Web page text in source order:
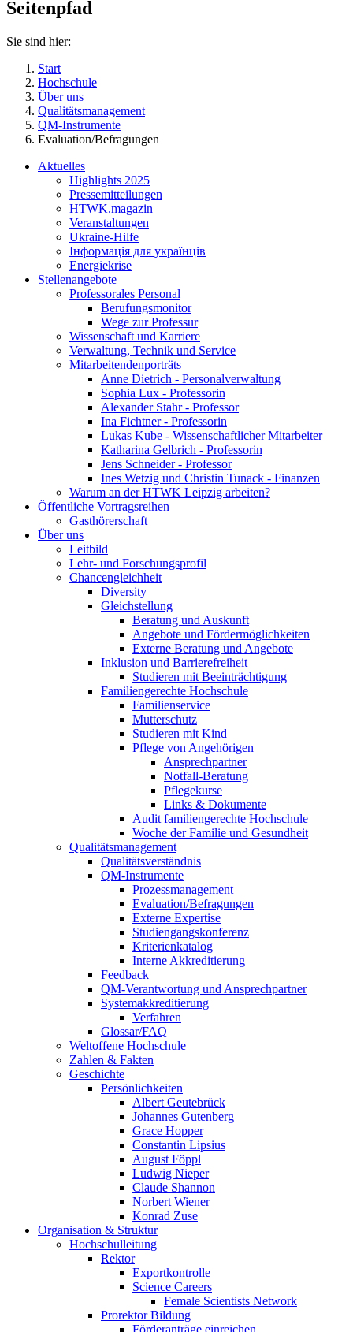
Seitenpfad
Sie sind hier:
Start
Hochschule
Über uns
Qualitätsmanagement
QM-Instrumente
Evaluation/Befragungen
Aktuelles
Highlights 2025
Pressemitteilungen
HTWK.magazin
Veranstaltungen
Ukraine-Hilfe
Інформація для українців
Energiekrise
Stellenangebote
Professorales Personal
Berufungsmonitor
Wege zur Professur
Wissenschaft und Karriere
Verwaltung, Technik und Service
Mitarbeitendenporträts
Anne Dietrich - Personalverwaltung
Sophia Lux - Professorin
Alexander Stahr - Professor
Ina Fichtner - Professorin
Lukas Kube - Wissenschaftlicher Mitarbeiter
Katharina Gelbrich - Professorin
Jens Schneider - Professor
Ines Wetzig und Christin Tunack - Finanzen
Warum an der HTWK Leipzig arbeiten?
Öffentliche Vortragsreihen
Gasthörerschaft
Über uns
Leitbild
Lehr- und Forschungsprofil
Chancengleichheit
Diversity
Gleichstellung
Beratung und Auskunft
Angebote und Fördermöglichkeiten
Externe Beratung und Angebote
Inklusion und Barrierefreiheit
Studieren mit Beeinträchtigung
Familiengerechte Hochschule
Familienservice
Mutterschutz
Studieren mit Kind
Pflege von Angehörigen
Ansprechpartner
Notfall-Beratung
Pflegekurse
Links & Dokumente
Audit familiengerechte Hochschule
Woche der Familie und Gesundheit
Qualitätsmanagement
Qualitätsverständnis
QM-Instrumente
Prozessmanagement
Evaluation/Befragungen
Externe Expertise
Studiengangskonferenz
Kriterienkatalog
Interne Akkreditierung
Feedback
QM-Verantwortung und Ansprechpartner
Systemakkreditierung
Verfahren
Glossar/FAQ
Weltoffene Hochschule
Zahlen & Fakten
Geschichte
Persönlichkeiten
Albert Geutebrück
Johannes Gutenberg
Grace Hopper
Constantin Lipsius
August Föppl
Ludwig Nieper
Claude Shannon
Norbert Wiener
Konrad Zuse
Organisation & Struktur
Hochschulleitung
Rektor
Exportkontrolle
Science Careers
Female Scientists Network
Prorektor Bildung
Förderanträge einreichen